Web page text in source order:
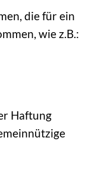
die für ein
wie z.B.:
Haftung